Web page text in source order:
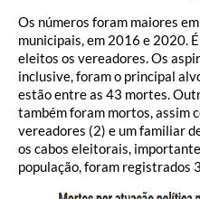
Os números foram maiores
municipais, em 2016 e 2020.
eleitos os vereadores. Os
inclusive, foram o principal
estão entre as 43 mortes.
também foram mortos, assim
vereadores (2) e um familiar
os cabos eleitorais,
população, foram registrados